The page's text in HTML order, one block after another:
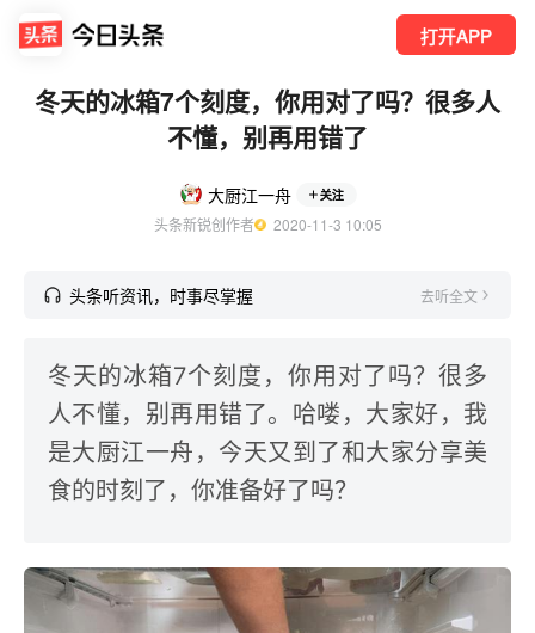
打开APP
冬天的冰箱7个刻度，你用对了吗？很多人
不懂，别再用错了
大厨江一舟 关注
头条新锐创作者
  2020-11-3 10:05
头条听资讯，时事尽掌握 去听全文
冬天的冰箱7个刻度，你用对了吗？很多
人不懂，别再用错了。哈喽，大家好，我
是大厨江一舟，今天又到了和大家分享美
食的时刻了，你准备好了吗？